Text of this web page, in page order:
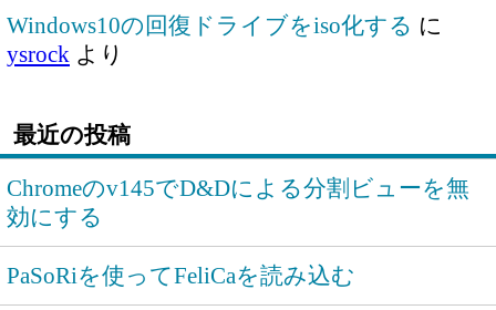
Windows10の回復ドライブをiso化する に
ysrock より
最近の投稿
Chromeのv145でD&Dによる分割ビューを無
効にする
PaSoRiを使ってFeliCaを読み込む